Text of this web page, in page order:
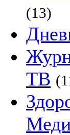
(13)
ТВ